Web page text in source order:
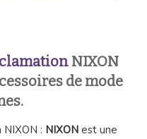
NIXON
de mode
: NIXON est une